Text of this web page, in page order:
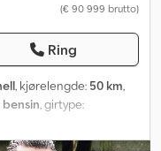
(€ 90 999 brutto)
Ring
, kjørelengde: 50 km,
bensin, girtype:
, drivstofforbruk